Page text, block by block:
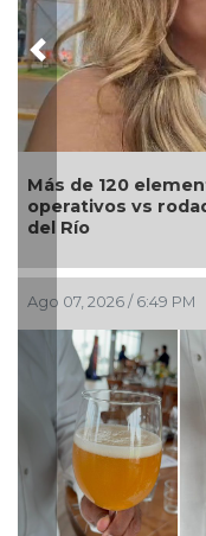
Modernización del
turismo, empleo y
Maryjose Gamboa
Ago 07, 2026 / 5:15 PM
Previous